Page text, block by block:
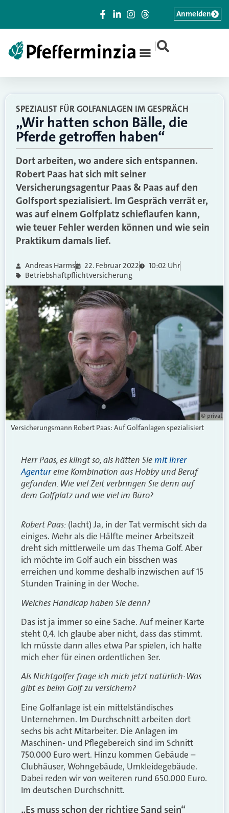
|
Anmelden
SPEZIALIST FÜR GOLFANLAGEN IM GESPRÄCH
„Wir hatten schon Bälle, die
Pferde getroffen haben“
Dort arbeiten, wo andere sich entspannen.
Robert Paas hat sich mit seiner
Versicherungsagentur Paas & Paas auf den
Golfsport spezialisiert. Im Gespräch verrät er,
was auf einem Golfplatz schieflaufen kann,
wie teuer Fehler werden können und wie sein
Praktikum damals lief.
Andreas Harms 22. Februar 2022
10:02 Uhr
Betriebshaftpflichtversicherung
© privat
Versicherungsmann Robert Paas: Auf Golfanlagen spezialisiert
Herr Paas, es klingt so, als hätten Siemit Ihrer
Agentureine Kombination aus Hobby und Beruf
gefunden. Wie viel Zeit verbringen Sie denn auf
dem Golfplatz und wie viel im Büro?
Robert Paas: (lacht) Ja, in der Tat vermischt sich da
einiges. Mehr als die Hälfte meiner Arbeitszeit
dreht sich mittlerweile um das Thema Golf. Aber
ich möchte im Golf auch ein bisschen was
erreichen und komme deshalb inzwischen auf 15
Stunden Training in der Woche.
Welches Handicap haben Sie denn?
Das ist ja immer so eine Sache. Auf meiner Karte
steht 0,4. Ich glaube aber nicht, dass das stimmt.
Ich müsste dann alles etwa Par spielen, ich halte
mich eher für einen ordentlichen 3er.
Als Nichtgolfer frage ich mich jetzt natürlich: Was
gibt es beim Golf zu versichern?
Eine Golfanlage ist ein mittelständisches
Unternehmen. Im Durchschnitt arbeiten dort
sechs bis acht Mitarbeiter. Die Anlagen im
Maschinen- und Pflegebereich sind im Schnitt
750.000 Euro wert. Hinzu kommen Gebäude –
Clubhäuser, Wohngebäude, Umkleidegebäude.
Dabei reden wir von weiteren rund 650.000 Euro.
Im deutschen Durchschnitt.
„Es muss schon der richtige Sand sein“